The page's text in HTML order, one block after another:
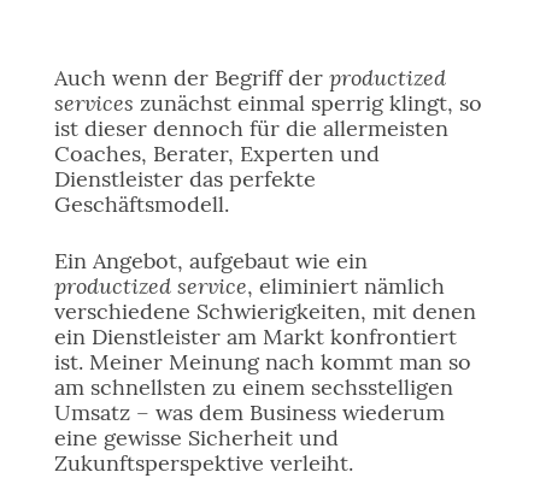
Auch wenn der Begriff der productized
services zunächst einmal sperrig klingt, so
ist dieser dennoch für die allermeisten
Coaches, Berater, Experten und
Dienstleister das perfekte
Geschäftsmodell.
Ein Angebot, aufgebaut wie ein
productized service, eliminiert nämlich
verschiedene Schwierigkeiten, mit denen
ein Dienstleister am Markt konfrontiert
ist. Meiner Meinung nach kommt man so
am schnellsten zu einem sechsstelligen
Umsatz – was dem Business wiederum
eine gewisse Sicherheit und
Zukunftsperspektive verleiht.